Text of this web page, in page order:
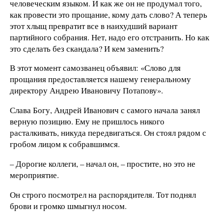
человеческим языком. И как же он не продумал того,
как провести это прощание, кому дать слово? А теперь
этот хлыщ превратит все в наихудший вариант
партийного собрания. Нет, надо его отстранить. Но как
это сделать без скандала? И кем заменить?
В этот момент самозванец объявил: «Слово для
прощания предоставляется нашему генеральному
директору Андрею Ивановичу Потапову».
Слава Богу, Андрей Иванович с самого начала занял
верную позицию. Ему не пришлось никого
расталкивать, никуда передвигаться. Он стоял рядом с
гробом лицом к собравшимся.
– Дорогие коллеги, – начал он, – простите, но это не
мероприятие.
Он строго посмотрел на распорядителя. Тот поднял
брови и громко шмыгнул носом.